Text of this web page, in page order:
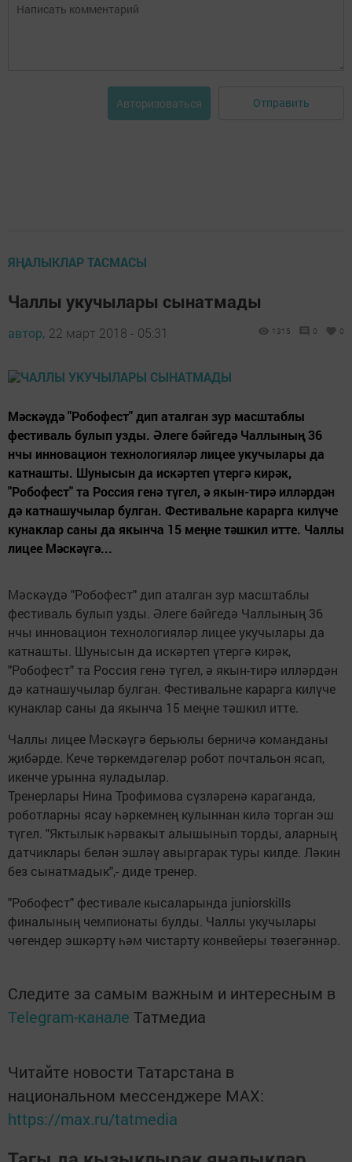
Авторизоваться Отправить
ЯҢАЛЫКЛАР ТАСМАСЫ
Чаллы укучылары сынатмады
автор, 22 март 2018 - 05:31 1315 0 0
Мәскәүдә "Робофест" дип аталган зур масштаблы
фестиваль булып узды. Әлеге бәйгедә Чаллының 36
нчы инновацион технологияләр лицее укучылары да
катнашты. Шунысын да искәртеп үтергә кирәк,
"Робофест" та Россия генә түгел, ә якын-тирә илләрдән
дә катнашучылар булган. Фестивальне карарга килүче
кунаклар саны да якынча 15 меңне тәшкил итте. Чаллы
лицее Мәскәүгә...
Мәскәүдә "Робофест" дип аталган зур масштаблы
фестиваль булып узды. Әлеге бәйгедә Чаллының 36
нчы инновацион технологияләр лицее укучылары да
катнашты. Шунысын да искәртеп үтергә кирәк,
"Робофест" та Россия генә түгел, ә якын-тирә илләрдән
дә катнашучылар булган. Фестивальне карарга килүче
кунаклар саны да якынча 15 меңне тәшкил итте.
Чаллы лицее Мәскәүгә берьюлы берничә команданы
җибәрде. Кече төркемдәгеләр робот почтальон ясап,
икенче урынна яуладылар.
Тренерлары Нина Трофимова сүзләренә караганда,
роботларны ясау һәркемнең кулыннан килә торган эш
түгел. "Яктылык һәрвакыт алышынып торды, аларның
датчиклары белән эшләү авыргарак туры килде. Ләкин
без сынатмадык",- диде тренер.
"Робофест" фестивале кысаларында juniorskills
финалының чемпионаты булды. Чаллы укучылары
чөгендер эшкәртү һәм чистарту конвейеры төзегәннәр.
Следите за самым важным и интересным в
Telegram-канале Татмедиа
Читайте новости Татарстана в
национальном мессенджере MАХ:
https://max.ru/tatmedia